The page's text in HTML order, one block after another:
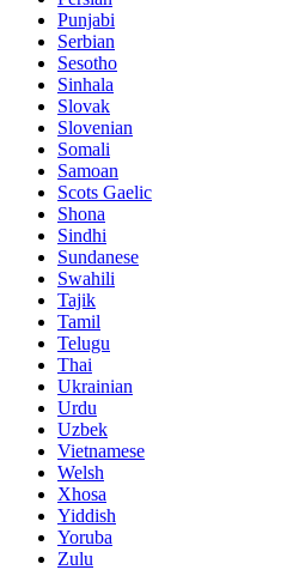
Punjabi
Serbian
Sesotho
Sinhala
Slovak
Slovenian
Somali
Samoan
Scots Gaelic
Shona
Sindhi
Sundanese
Swahili
Tajik
Tamil
Telugu
Thai
Ukrainian
Urdu
Uzbek
Vietnamese
Welsh
Xhosa
Yiddish
Yoruba
Zulu